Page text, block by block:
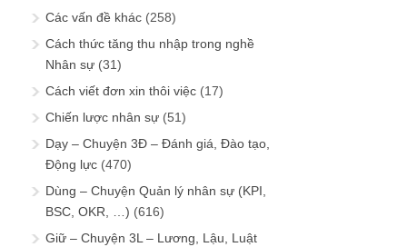
Các vấn đề khác (258)
Cách thức tăng thu nhập trong nghề
Nhân sự (31)
Cách viết đơn xin thôi việc (17)
Chiến lược nhân sự (51)
Dạy – Chuyện 3Đ – Đánh giá, Đào tạo,
Động lực (470)
Dùng – Chuyện Quản lý nhân sự (KPI,
BSC, OKR, …) (616)
Giữ – Chuyện 3L – Lương, Lậu, Luật